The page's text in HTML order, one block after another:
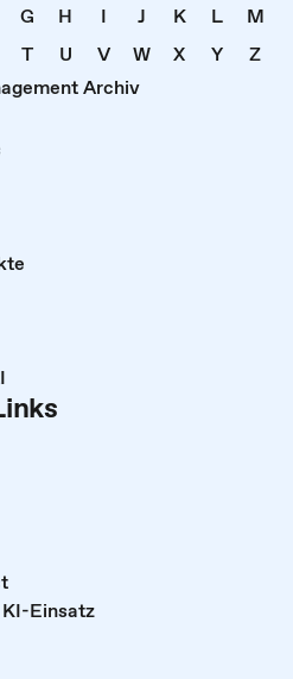
G H I J K L
M
T U V W X Y
Z
Archiv
Einsatz